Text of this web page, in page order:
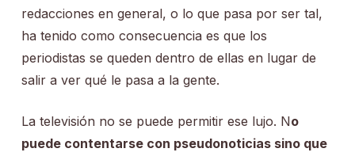
redacciones en general, o lo que pasa por ser tal,
ha tenido como consecuencia es que los
periodistas se queden dentro de ellas en lugar de
salir a ver qué le pasa a la gente.
La televisión no se puede permitir ese lujo. No
puede contentarse con pseudonoticias sino que